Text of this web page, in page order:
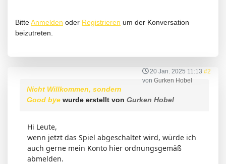
BitteAnmelden oder Registrieren um der Konversation
beizutreten.
20 Jan. 2025 11:13 #2
von Gurken Hobel
Nicht Willkommen, sondern
Good bye wurde erstellt von Gurken Hobel
Hi Leute,
wenn jetzt das Spiel abgeschaltet wird, würde ich
auch gerne mein Konto hier ordnungsgemäß
abmelden.